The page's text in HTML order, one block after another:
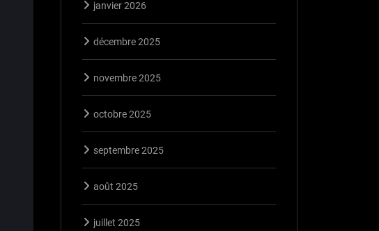
janvier 2026
décembre 2025
novembre 2025
octobre 2025
septembre 2025
août 2025
juillet 2025